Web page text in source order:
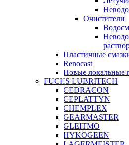
Очистители
Пластичные
Renocast
Новые локальные
FUCHS LUBRITECH
CEDRACON
CEPLATTYN
CHEMPLEX
GEARMASTER
GLEITMO
HYKOGEEN